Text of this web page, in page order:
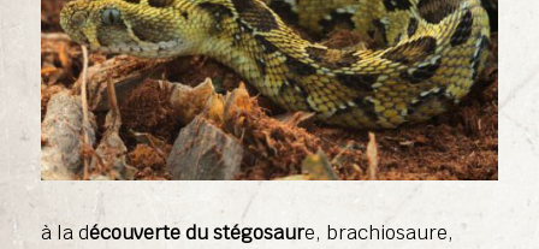
à la découverte du stégosaure, brachiosaure,